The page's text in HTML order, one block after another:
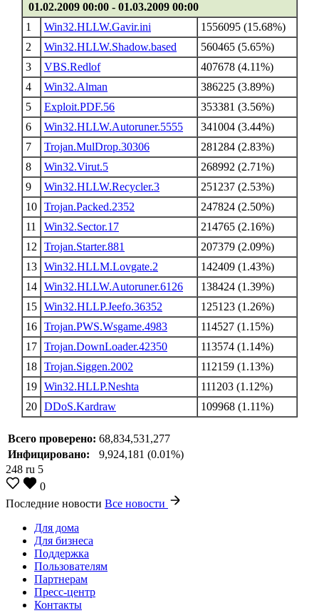
01.02.2009 00:00 - 01.03.2009 00:00
1
Win32.HLLW.Gavir.ini
1556095 (15.68%)
2
Win32.HLLW.Shadow.based
560465 (5.65%)
3
VBS.Redlof
407678 (4.11%)
4
Win32.Alman
386225 (3.89%)
5
Exploit.PDF.56
353381 (3.56%)
6
Win32.HLLW.Autoruner.5555
341004 (3.44%)
7
Trojan.MulDrop.30306
281284 (2.83%)
8
Win32.Virut.5
268992 (2.71%)
9
Win32.HLLW.Recycler.3
251237 (2.53%)
10 Trojan.Packed.2352
247824 (2.50%)
11
Win32.Sector.17
214765 (2.16%)
12
Trojan.Starter.881
207379 (2.09%)
13 Win32.HLLM.Lovgate.2
142409 (1.43%)
14 Win32.HLLW.Autoruner.6126
138424 (1.39%)
15 Win32.HLLP.Jeefo.36352
125123 (1.26%)
16 Trojan.PWS.Wsgame.4983
114527 (1.15%)
17 Trojan.DownLoader.42350
113574 (1.14%)
18 Trojan.Siggen.2002
112159 (1.13%)
19 Win32.HLLP.Neshta
111203 (1.12%)
20 DDoS.Kardraw 109968 (1.11%)
Всего проверено: 68,834,531,277
Инфицировано:
9,924,181 (0.01%)
248 ru 5
0
Последние новости Все новости
Для дома
Для бизнеса
Поддержка
Пользователям
Партнерам
Пресс-центр
Контакты